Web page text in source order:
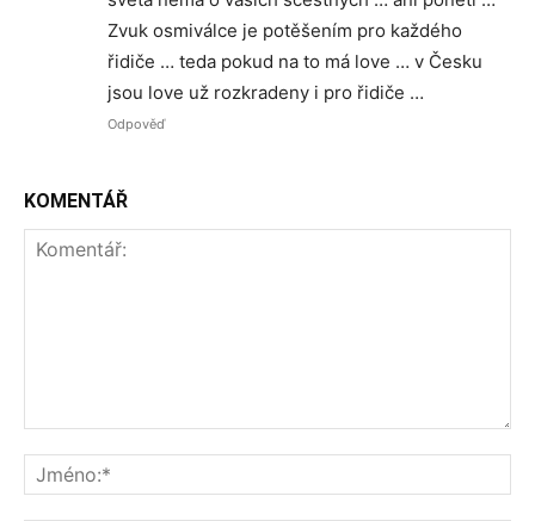
Zvuk osmiválce je potěšením pro každého
řidiče … teda pokud na to má love … v Česku
jsou love už rozkradeny i pro řidiče …
Odpověď
KOMENTÁŘ